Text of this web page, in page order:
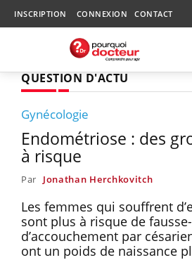
INSCRIPTION CONNEXION CONTACT
QUESTION D'ACTU
Gynécologie
Endométriose : des
à risque
Par Jonathan Herchkovitch
Les femmes qui souffrent
sont plus à risque de
d’accouchement par
ont un poids de naissance